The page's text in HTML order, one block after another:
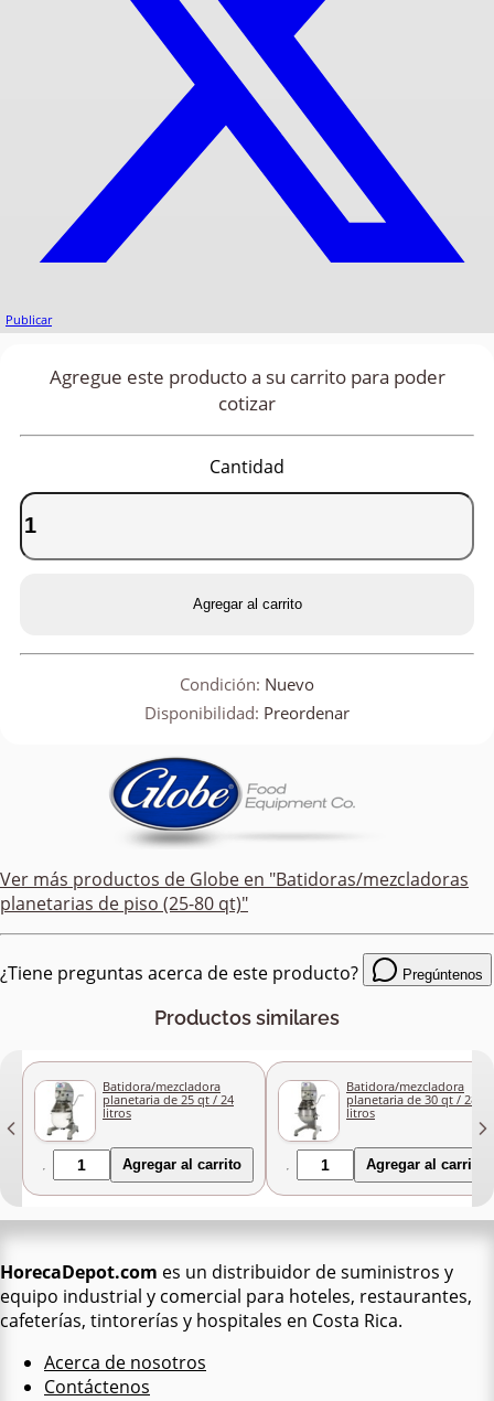
Publicar
Agregue este producto a su carrito para poder
cotizar
Cantidad
Agregar al carrito
Condición: Nuevo
Disponibilidad: Preordenar
Ver más productos de Globe en "Batidoras/mezcladoras
planetarias de piso (25-80 qt)"
¿Tiene preguntas acerca de este producto? Pregúntenos
Productos similares
Batidora/mezcladora
planetaria de 25 qt / 24
litros
Agregar al carrito
Batidora/mezcladora
planetaria de 30 qt / 28
litros
Agregar al carrito
HorecaDepot.com es un distribuidor de suministros y
equipo industrial y comercial para hoteles, restaurantes,
cafeterías, tintorerías y hospitales en Costa Rica.
Acerca de nosotros
Contáctenos